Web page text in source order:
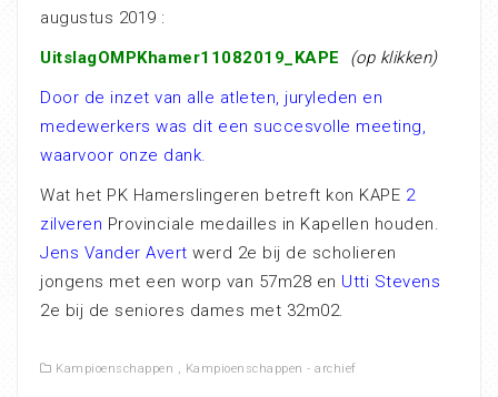
augustus 2019 :
UitslagOMPKhamer11082019_KAPE
(op klikken)
Door de inzet van alle atleten, juryleden en
medewerkers was dit een succesvolle meeting,
waarvoor onze dank.
Wat het PK Hamerslingeren betreft kon KAPE 2
zilveren Provinciale medailles in Kapellen houden.
Jens Vander Avert werd 2e bij de scholieren
jongens met een worp van 57m28 en Utti Stevens
2e bij de seniores dames met 32m02.
Kampioenschappen , Kampioenschappen - archief